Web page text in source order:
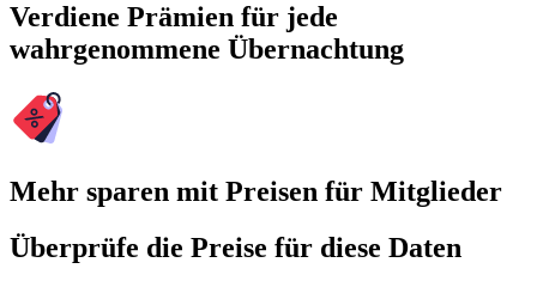
Verdiene Prämien für jede
wahrgenommene Übernachtung
Mehr sparen mit Preisen für Mitglieder
Überprüfe die Preise für diese Daten